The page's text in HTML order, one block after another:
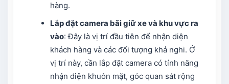
hàng.
Lắp đặt camera bãi giữ xevà khu vực ra
vào: Đây là vị trí đầu tiên để nhận diện
khách hàng và các đối tượng khả nghi. Ở
vị trí này, cần lắp đặt camera có tính năng
nhận diện khuôn mặt, góc quan sát rộng